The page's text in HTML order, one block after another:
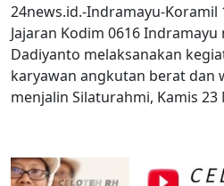
24news.id.-Indramayu-Koramil
Jajaran Kodim 0616
Dadiyanto melaksanakan
karyawan angkutan berat dan
menjalin Silaturahmi, Kamis 23